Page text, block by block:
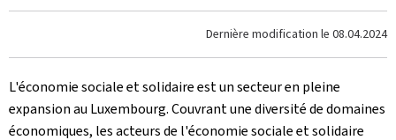
Dernière modification le 08.04.2024
L'économie sociale et solidaire est un secteur en pleine
expansion au Luxembourg. Couvrant une diversité de domaines
économiques, les acteurs de l'économie sociale et solidaire